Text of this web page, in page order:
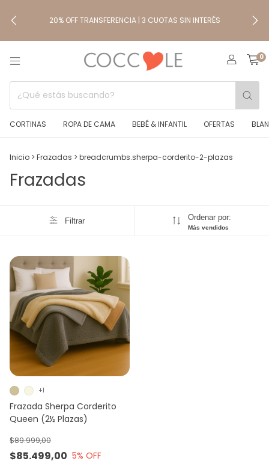
20% OFF TRANSFERENCIA | 3 CUOTAS SIN INTERÉS
0
CORTINAS ROPA DE CAMA BEBÉ & INFANTIL OFERTAS
Inicio > Frazadas > breadcrumbs.sherpa-corderito-2-plazas
Frazadas
Filtrar Ordenar por:
Más vendidos
Frazada Sherpa Corderito
Queen (2½ Plazas)
$85.499,00
$89.999,00
5% OFF
+1